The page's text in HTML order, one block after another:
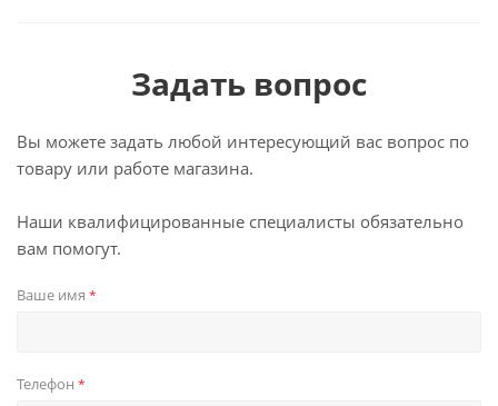
Задать вопрос
Вы можете задать любой интересующий вас вопрос по
товару или работе магазина.
Наши квалифицированные специалисты обязательно
вам помогут.
Ваше имя *
Телефон *